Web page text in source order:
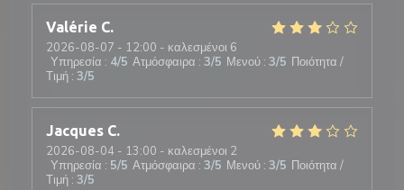
Valérie C
2026-08-07 - 12:00 - καλεσμένοι 6
Υπηρεσία : 4/5 Ατμόσφαιρα : 3/5 Μενού : 3/5 Ποιότητα /
Τιμή : 3/5
Jacques C
2026-08-04 - 13:00 - καλεσμένοι 2
Υπηρεσία : 5/5 Ατμόσφαιρα : 3/5 Μενού : 3/5 Ποιότητα /
Τιμή : 3/5